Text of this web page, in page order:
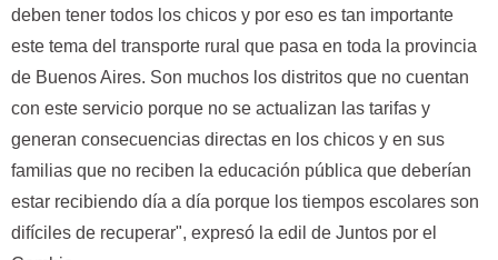
deben tener todos los chicos y por eso es tan importante
este tema del transporte rural que pasa en toda la provincia
de Buenos Aires. Son muchos los distritos que no cuentan
con este servicio porque no se actualizan las tarifas y
generan consecuencias directas en los chicos y en sus
familias que no reciben la educación pública que deberían
estar recibiendo día a día porque los tiempos escolares son
difíciles de recuperar", expresó la edil de Juntos por el